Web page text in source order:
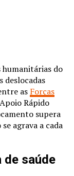
humanitárias do
deslocadas
as Forças
Rápido
supera
agrava a cada
de saúde